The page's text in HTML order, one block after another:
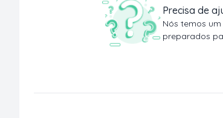
Precisa de
Nós temos
preparados